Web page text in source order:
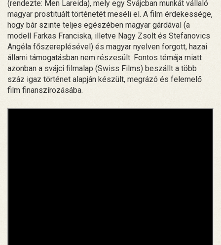
(rendezte: Men Lareida), mely egy Svájcban munkát vállaló
magyar prostituált történetét meséli el. A film érdekessége,
hogy bár szinte teljes egészében magyar gárdával (a
modell Farkas Franciska, illetve Nagy Zsolt és Stefanovics
Angéla főszereplésével) és magyar nyelven forgott, hazai
állami támogatásban nem részesült. Fontos témája miatt
azonban a svájci filmalap (Swiss Films) beszállt a több
száz igaz történet alapján készült, megrázó és felemelő
film finanszírozásába.